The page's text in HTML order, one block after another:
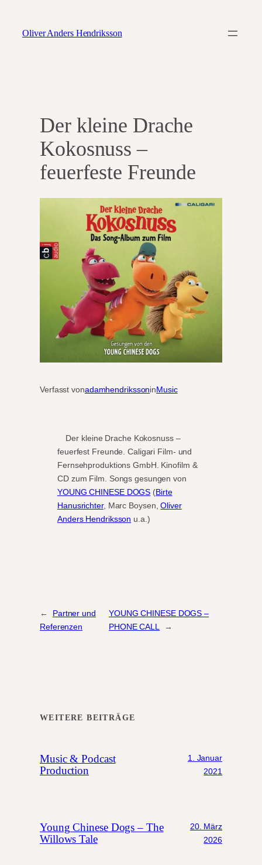
springenOliver Anders Hendriksson
Der kleine Drache
Kokosnuss –
feuerfeste Freunde
Verfasst vonadamhendrikssoninMusic
Der kleine Drache Kokosnuss –
feuerfest Freunde. Caligari Film- und
Fernsehproduktions GmbH. Kinofilm &
CD zum Film. Songs gesungen von
YOUNG CHINESE DOGS (Birte
Hanusrichter, Marc Boysen,Oliver
Anders Hendriksson u.a.)
←
Partner und
Referenzen
YOUNG CHINESE DOGS –
PHONE CALL
→
WEITERE BEITRÄGE
Music & Podcast
Production
1. Januar
2021
Young Chinese Dogs – The
Willows Tale
20. März
2026